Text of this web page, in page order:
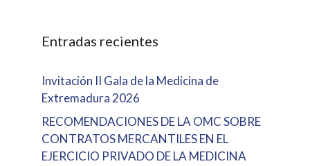
Entradas recientes
Invitación II Gala de la Medicina de
Extremadura 2026
RECOMENDACIONES DE LA OMC SOBRE
CONTRATOS MERCANTILES EN EL
EJERCICIO PRIVADO DE LA MEDICINA